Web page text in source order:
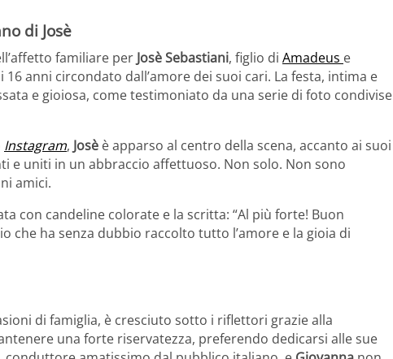
di Josè
familiare per Josè Sebastiani, figlio di Amadeus e
16 anni circondato dall’amore dei suoi cari. La festa, intima e
e gioiosa, come testimoniato da una serie di foto condivise
Instagram, Josè è apparso al centro della scena, accanto ai suoi
e uniti in un abbraccio affettuoso. Non solo. Non sono
amici.
con candeline colorate e la scritta: “Al più forte! Buon
che ha senza dubbio raccolto tutto l’amore e la gioia di
di famiglia, è cresciuto sotto i riflettori grazie alla
una forte riservatezza, preferendo dedicarsi alle sue